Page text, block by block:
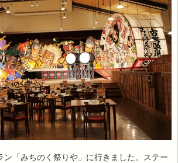
ン「みちのく祭りや」に行きました。ステー